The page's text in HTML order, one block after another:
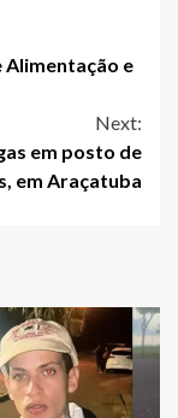
Alimentação e
Next:
em posto de
em Araçatuba